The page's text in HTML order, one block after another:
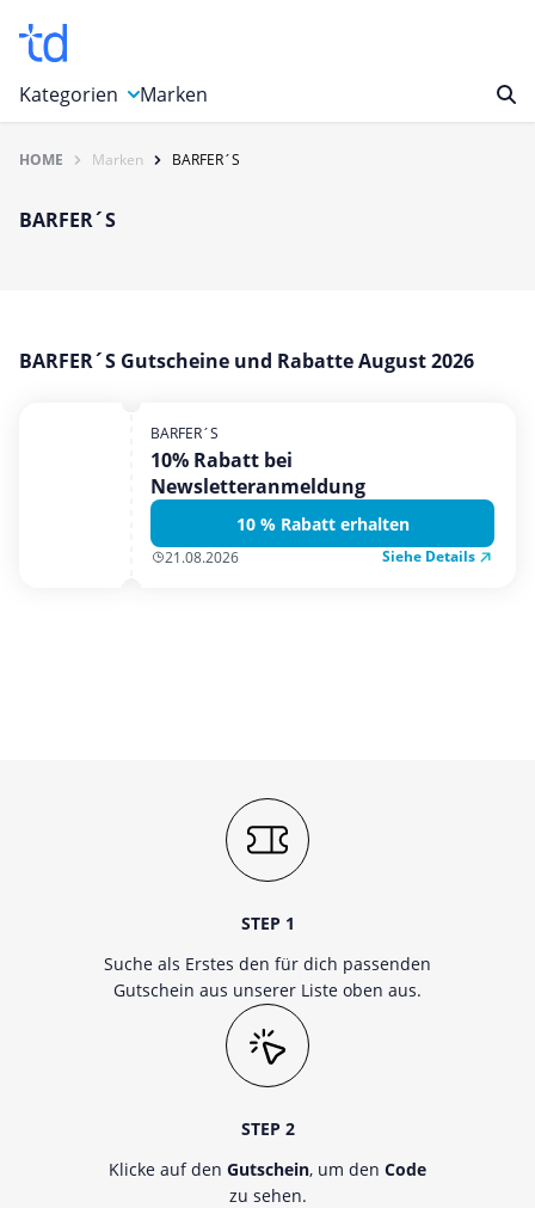
Kategorien
Auto, Motorrad & Werkzeuge
Essen & Trinken
Gaming & Spielzeug
Garten, Haushalt & Tiere
Gesundheit & Beauty
Mobilfunk & Internet
Marken
HOME Marken BARFER´S
BARFER´S
BARFER´S Gutscheine und Rabatte August 2026
BARFER´S
10% Rabatt bei
Newsletteranmeldung
10 % Rabatt erhalten
21.08.2026 Siehe Details
STEP 1
Suche als Erstes den für dich passenden
Gutschein aus unserer Liste oben aus.
STEP 2
Klicke auf den Gutschein, um den Code
zu sehen.